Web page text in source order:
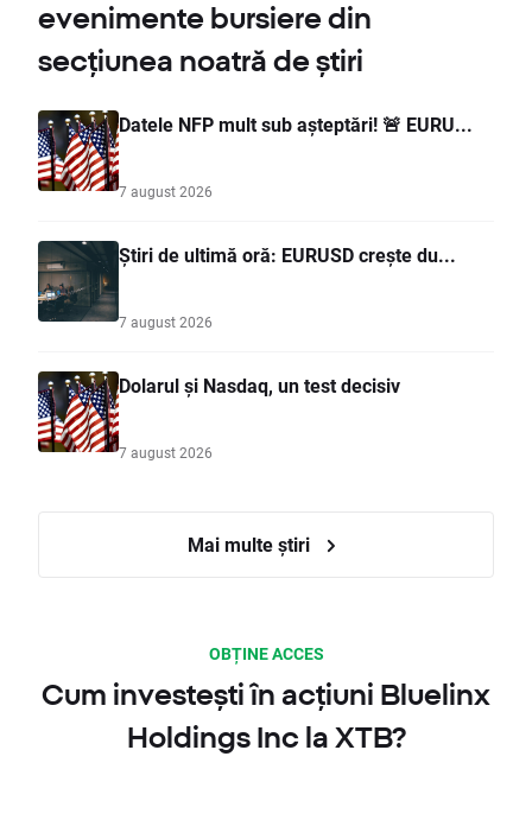
evenimente bursiere din
secțiunea noatră de știri
Datele NFP mult sub așteptări! 🚨 EURU...
7 august 2026
Știri de ultimă oră: EURUSD crește du...
7 august 2026
Dolarul și Nasdaq, un test decisiv
7 august 2026
Mai multe știri
OBȚINE ACCES
Cum investești în acțiuni Bluelinx
Holdings Inc la XTB?